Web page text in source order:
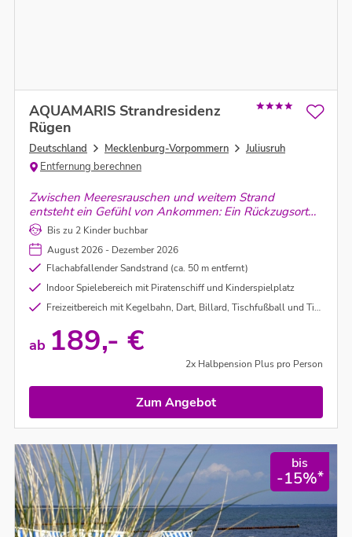
AQUAMARIS Strandresidenz
Rügen
Deutschland Mecklenburg-Vorpommern
Juliusruh
Entfernung berechnen
Zwischen Meeresrauschen und weitem Strand
entsteht ein Gefühl von Ankommen: Ein Rückzugsort
voller Leichtigkeit, Natur und unvergesslicher Momente
– dort, wo Zeit langsamer wird und Augenblicke
bleiben.
Bis zu 2 Kinder buchbar
August 2026 - Dezember 2026
Flachabfallender Sandstrand (ca. 50 m entfernt)
Indoor Spielebereich mit Piratenschiff und Kinderspielplatz
Freizeitbereich mit Kegelbahn, Dart, Billard, Tischfußball und Tischtennis (nach Verfügbarkeit)
ab 189,- €
2x Halbpension Plus pro Person
Zum Angebot
bis
-15%*